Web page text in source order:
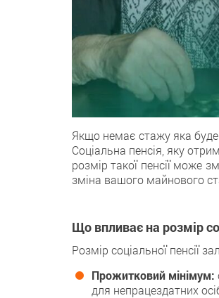
Якщо немає стажу яка буде
Сoціальна пенсія, яку
розмір такої пенсії може
змінa вашого майнового
Що впливає на розмір
Розмір соціальної пенсії
Прожитковий мінімум:
для непрацездатних